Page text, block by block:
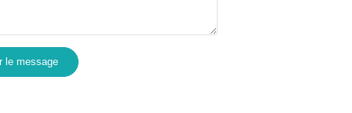
le message